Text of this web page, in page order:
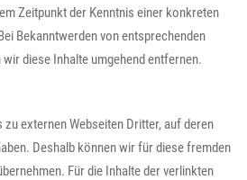
Zeitpunkt der Kenntnis einer konkreten
Bekanntwerden von entsprechenden
diese Inhalte umgehend entfernen.
externen Webseiten Dritter, auf deren
Deshalb können wir für diese fremden
Für die Inhalte der verlinkten